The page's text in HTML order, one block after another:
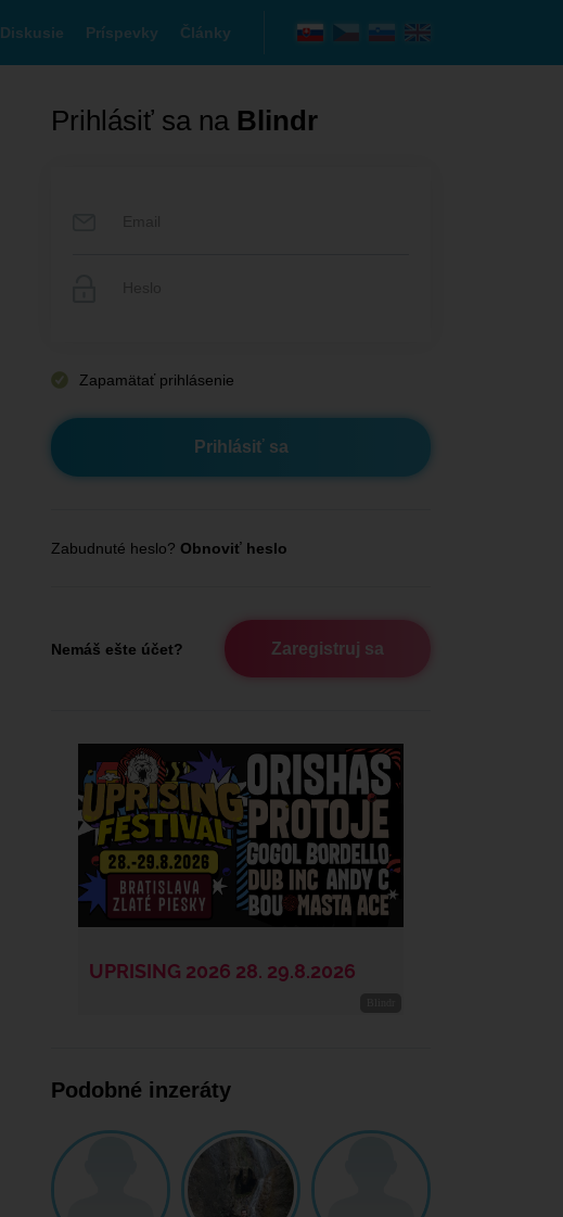
Diskusie Príspevky Články
Prihlásiť sa na Blindr
Zapamätať prihlásenie
Zabudnuté heslo? Obnoviť heslo
Nemáš ešte účet? Zaregistruj sa
Podobné inzeráty